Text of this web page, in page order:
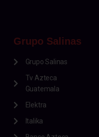
Grupo Salinas
Grupo Salinas
Tv Azteca
Guatemala
Elektra
Italika